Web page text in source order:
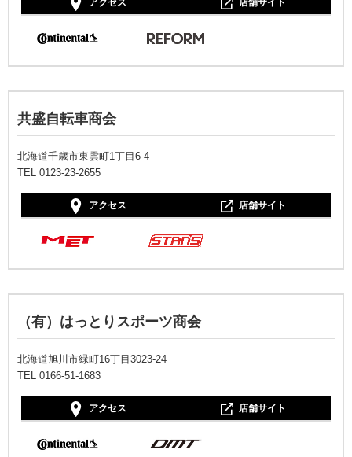
アクセス 店舗サイト
共盛自転車商会
北海道千歳市東雲町1丁目6-4
TEL 0123-23-2655
アクセス 店舗サイト
（有）はっとりスポーツ商会
北海道旭川市緑町16丁目3023-24
TEL 0166-51-1683
アクセス 店舗サイト